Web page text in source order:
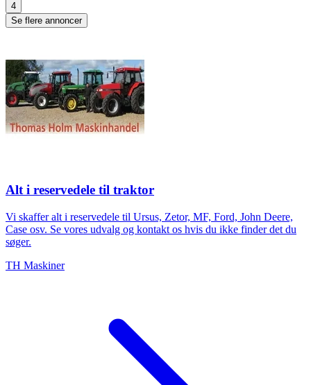
4
Se flere annoncer
Alt i reservedele til traktor
Vi skaffer alt i reservedele til Ursus, Zetor, MF, Ford, John Deere,
Case osv. Se vores udvalg og kontakt os hvis du ikke finder det du
søger.
TH Maskiner